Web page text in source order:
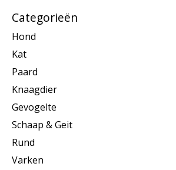
Categorieën
Hond
Kat
Paard
Knaagdier
Gevogelte
Schaap & Geit
Rund
Varken